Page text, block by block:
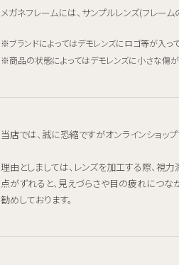
メガネフレームには、サンプルレンズ(フレー
ブランドによってはデモレンズにロゴ等が入っ
商品の状態によってはデモレンズに小さな傷
当店では、誠に恐縮ですがオンラインショッ
理由としましては、レンズを加工する際、視
点がずれると、見えづらさや目の疲れにつ
勧めしております。